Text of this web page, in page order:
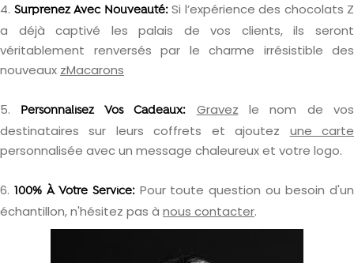
4. Surprenez Avec Nouveauté:Si l’expérience des chocolats Z
a déjà captivé les palais de vos clients, ils seront
véritablement renversés par le charme irrésistible des
nouveaux zMacarons
5. Personnalisez Vos Cadeaux: Gravez le nom de vos
destinataires sur leurs coffrets et ajoutez une carte
personnalisée avec un message chaleureux et votre logo.
6. 100% À Votre Service:Pour toute question ou besoin d'un
échantillon, n'hésitez pas à nous contacter.